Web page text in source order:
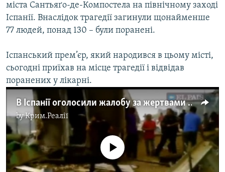
міста Сантьяґо-де-Компостела на північному заході
Іспанії. Внаслідок трагедії загинули щонайменше
77 людей, понад 130 – були поранені.
Іспанський прем’єр, який народився в цьому місті,
сьогодні приїхав на місце трагедії і відвідав
поранених у лікарні.
В Іспанії оголосили жалобу за жертвами залізничної катастрофи
byКрим.Реалії
No media source currently available